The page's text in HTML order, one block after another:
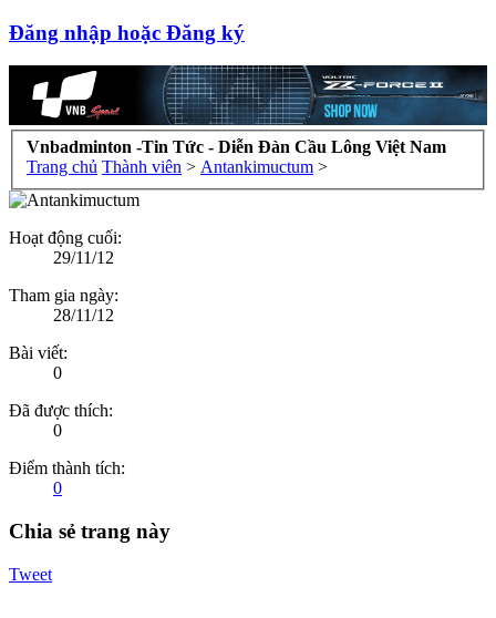
Đăng nhập hoặc Đăng ký
Vnbadminton -Tin Tức - Diễn Đàn Cầu Lông Việt Nam
Trang chủ Thành viên > Antankimuctum >
Hoạt động cuối:
29/11/12
Tham gia ngày:
28/11/12
Bài viết:
0
Đã được thích:
0
Điểm thành tích:
0
Chia sẻ trang này
Tweet